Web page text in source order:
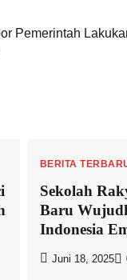
Pemerintah
BERITA
Sekolah
Baru
Indonesia
Juni 18, 2025